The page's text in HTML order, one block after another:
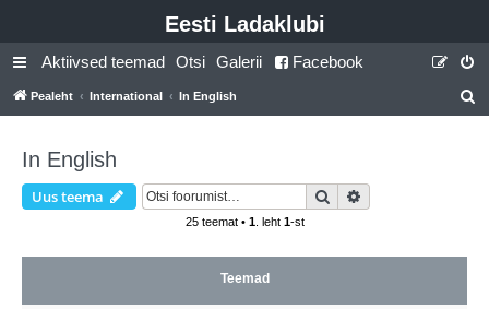
Eesti Ladaklubi
Aktiivsed teemad Otsi Galerii Facebook
Pealeht International In English
t
In English
Uus teema Otsi
25 teemat • 1. leht 1-st
Teemad